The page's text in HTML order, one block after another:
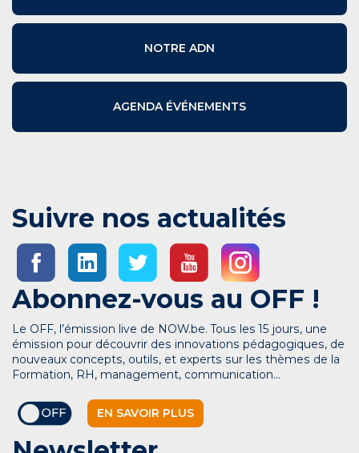
NOTRE ADN
AGENDA ÉVÉNEMENTS
Suivre nos actualités
Abonnez-vous au OFF !
Le OFF, l’émission live de NOW.be. Tous les 15 jours, une
émission pour découvrir des innovations pédagogiques, de
nouveaux concepts, outils, et experts sur les thèmes de la
Formation, RH, management, communication…
EN SAVOIR PLUS